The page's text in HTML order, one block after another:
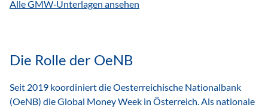
Alle GMW‑Unterlagen ansehen
Die Rolle der OeNB
Seit 2019 koordiniert die Oesterreichische Nationalbank
(OeNB) die Global Money Week in Österreich. Als nationale